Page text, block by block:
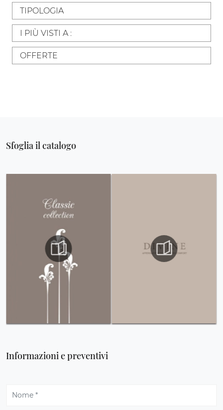
TIPOLOGIA
I PIÙ VISTI A :
OFFERTE
Sfoglia il catalogo
Informazioni e preventivi